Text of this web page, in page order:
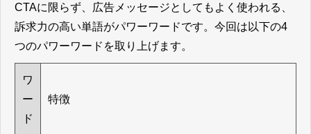
CTAに限らず、広告メッセージとしてもよく使われる、
訴求力の高い単語がパワーワードです。今回は以下の4
つのパワーワードを取り上げます。
ワ
ー
ド
特徴